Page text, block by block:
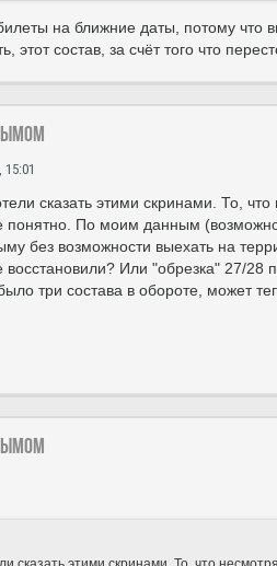
на ближние даты, потому что
этот состав, за счёт того что
сказать этими скринами. То,
понятно. По моим данным
без возможности выехать на
Или "обрезка" 27/28
три состава в обороте, может